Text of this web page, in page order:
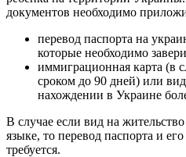
документов необходимо
перевод паспорта на
которые необходимо
иммиграционная карта (в
сроком до 90 дней) или
нахождении в Украине
В случае если вид на
языке, то перевод паспорта и
требуется.